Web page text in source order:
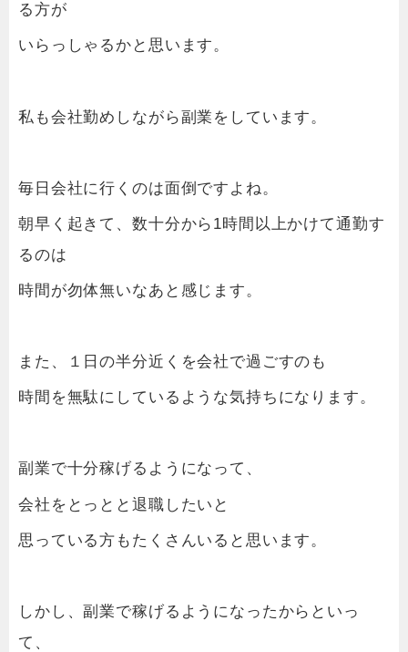
る方が
いらっしゃるかと思います。
私も会社勤めしながら副業をしています。
毎日会社に行くのは面倒ですよね。
朝早く起きて、数十分から1時間以上かけて通勤す
るのは
時間が勿体無いなあと感じます。
また、１日の半分近くを会社で過ごすのも
時間を無駄にしているような気持ちになります。
副業で十分稼げるようになって、
会社をとっとと退職したいと
思っている方もたくさんいると思います。
しかし、副業で稼げるようになったからといっ
て、